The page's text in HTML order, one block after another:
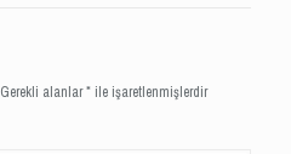
Gerekli alanlar*ile işaretlenmişlerdir